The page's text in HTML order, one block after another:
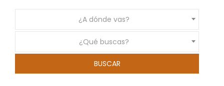
¿A dónde vas?
¿Qué buscas?